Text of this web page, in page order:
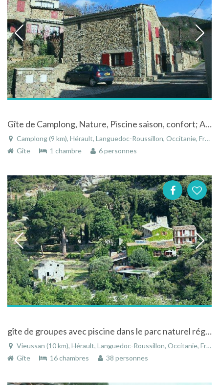
Gîte de Camplong, Nature, Piscine saison, confort; Accueil du Parc Rgal du Haut Languedoc
Camplong (9 km), Hérault, Languedoc-Roussillon, Occitanie, France
Gîte
1 chambre 6 personnes
gîte de groupes avec piscine dans le parc naturel régionel du haut Languedoc
Vieussan (10 km), Hérault, Languedoc-Roussillon, Occitanie, France
Gîte
16 chambres 38 personnes